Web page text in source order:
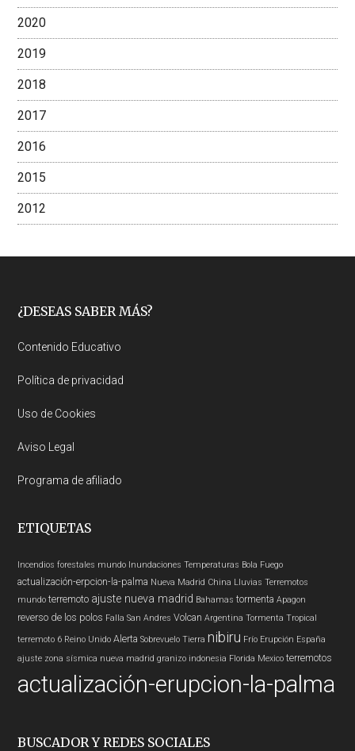
2020
2019
2018
2017
2016
2015
2012
Footer
¿DESEAS SABER MÁS?
Contenido Educativo
Política de privacidad
Uso de Cookies
Aviso Legal
Programa de afiliado
ETIQUETAS
Incendios forestales mundo Inundaciones Temperaturas Bola Fuego
actualización-erpcion-la-palma Nueva Madrid China Lluvias Terremotos
mundo terremoto ajuste nueva madrid Bahamas tormenta Apagon
reverso de los polos Falla San Andres Volcan Argentina Tormenta Tropical
terremoto 6 Reino Unido Alerta Sobrevuelo Tierra nibiru Frío Erupción España
ajuste zona sísmica nueva madrid granizo indonesia Florida Mexico terremotos
actualización-erupcion-la-palma
BUSCADOR Y REDES SOCIALES